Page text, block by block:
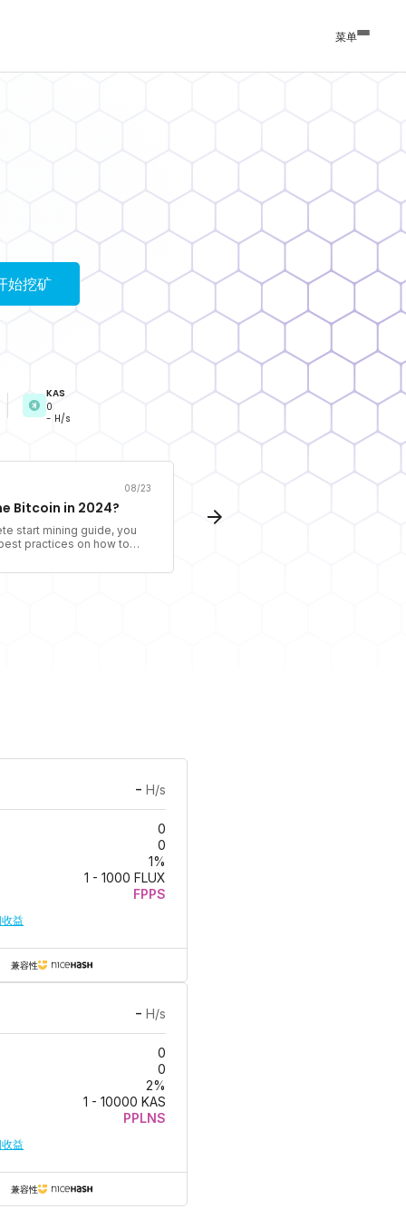
菜单
始挖矿
KAS
0
- H/s
08/23
Bitcoin in 2024?
start mining guide, you
practices on how to
- H/s
0
0
1%
1 - 1000 FLUX
FPPS
益
兼容性
- H/s
0
0
2%
1 - 10000 KAS
PPLNS
益
兼容性